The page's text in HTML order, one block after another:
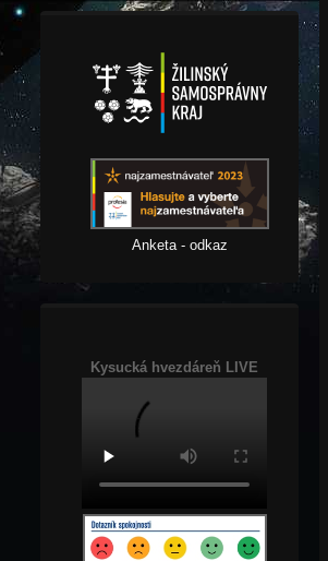
Anketa - odkaz
Kysucká hvezdáreň LIVE